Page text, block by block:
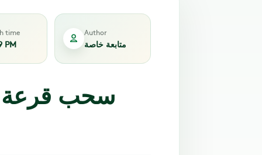
time
PM
Author
متابعة خاصة
سحب قرعة